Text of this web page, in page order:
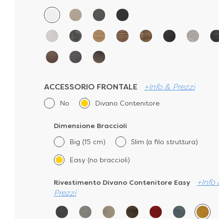
ACCESSORIO FRONTALE +Info & Prezzi
No Divano Contenitore
Dimensione BraccioIi
Big (15 cm) Slim (a filo struttura)
Easy (no braccioli)
Rivestimento Divano Contenitore Easy
+Info
Prezzi